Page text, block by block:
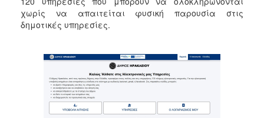
χωρίς να απαιτείται φυσική παρουσία στις
δημοτικές υπηρεσίες.